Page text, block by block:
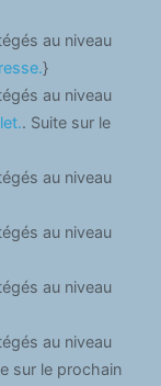
au niveau
}
au niveau
. Suite sur le
au niveau
au niveau
au niveau
au niveau
sur le prochain